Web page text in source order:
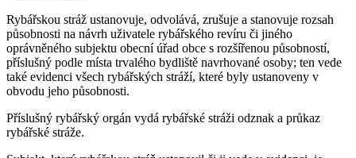
Rybářskou stráž ustanovuje, odvolává, zrušuje a stanovuje rozsah
působnosti na návrh uživatele rybářského revíru či jiného
oprávněného subjektu obecní úřad obce s rozšířenou působností,
příslušný podle místa trvalého bydliště navrhované osoby; ten vede
také evidenci všech rybářských stráží, které byly ustanoveny v
obvodu jeho působnosti.
Příslušný rybářský orgán vydá rybářské stráži odznak a průkaz
rybářské stráže.